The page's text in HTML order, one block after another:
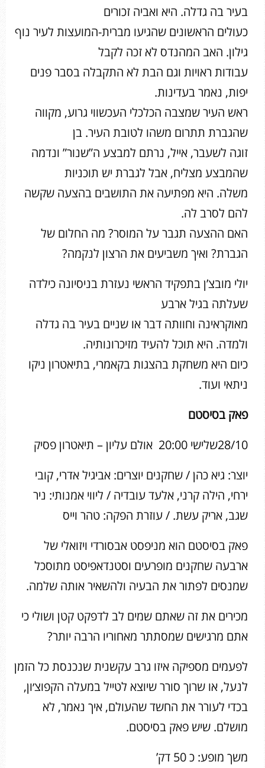
בעיר בה גדלה. היא ואביה זכורים
כעולים הראשונים שהגיעו מברית-המועצות לעיר נוף
גילון. האב המהנדס לא זכה לקבל
עבודות ראויות וגם הבת לא התקבלה בסבר פנים
יפות, נאמר בעדינות.
ראש העיר שמצבה הכלכלי העכשווי גרוע, מקווה
שהגברת תתרום משהו לטובת העיר. בן
זוגה לשעבר, אייל, נרתם למבצע ה”שנור” ונדמה
שהמבצע מצליח, אבל לגברת יש תוכניות
משלה. היא מפתיעה את התושבים בהצעה שקשה
להם לסרב לה.
האם ההצעה תגבר על המוסר? מה החלום של
הגברת? ואיך משביעים את הרצון לנקמה?
יולי מובצ’ן בתפקיד הראשי נעזרת בניסיונה כילדה
שעלתה בגיל ארבע
מאוקראינה וחוותה דבר או שניים בעיר בה גדלה
ולמדה. היא תוכל להעיד מזיכרונותיה.
כיום היא משחקת בהצגות בקאמרי, בתיאטרון ניקו
ניתאי ועוד.
פאק בסיסטם
28/10שלישי 20:00 אולם עליון – תיאטרון פסיק
יוצר: גיא כהן / שחקנים יוצרים: אביגיל אדרי, קובי
ירחי, הילה קרני, אלעד עובדיה / ליווי אמנותי: ניר
שגב, אריק עשת. / עוזרת הפקה: טהר וייס
פאק בסיסטם הוא מניפסט אבסורדי ויזואלי של
ארבעה שחקנים מופרעים וסטנדאפיסט מתוסכל
שמנסים לפתור את הבעיה ולהשאיר אותה שלמה.
מכירים את זה שאתם שמים לב לדפקט קטן ושולי כי
אתם מרגישים שמסתתר מאחוריו הרבה יותר?
לפעמים מספיקה איזו גרב עקשנית שנכנסת כל הזמן
לנעל, או שרוך סורר שיוצא לטייל במעלה הקפוצ׳ון,
בכדי לעורר את החשד שהעולם, איך נאמר, לא
מושלם. שיש פאק בסיסטם.
משך מופע: כ 50 דק’